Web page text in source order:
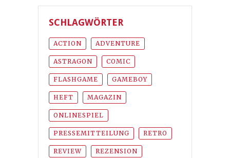
SCHLAGWÖRTER
ACTION ADVENTURE
ASTRAGON COMIC
FLASHGAME GAMEBOY
HEFT MAGAZIN
ONLINESPIEL
PRESSEMITTEILUNG RETRO
REVIEW REZENSION